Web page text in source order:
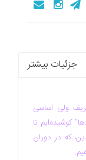
جزئیات بیشتر
ولی اساسی
کوشیده‌ایم تا
که در دوران